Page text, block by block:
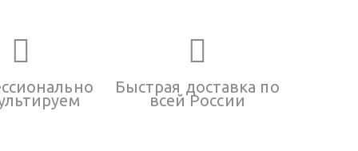
Быстрая доставка по
всей России